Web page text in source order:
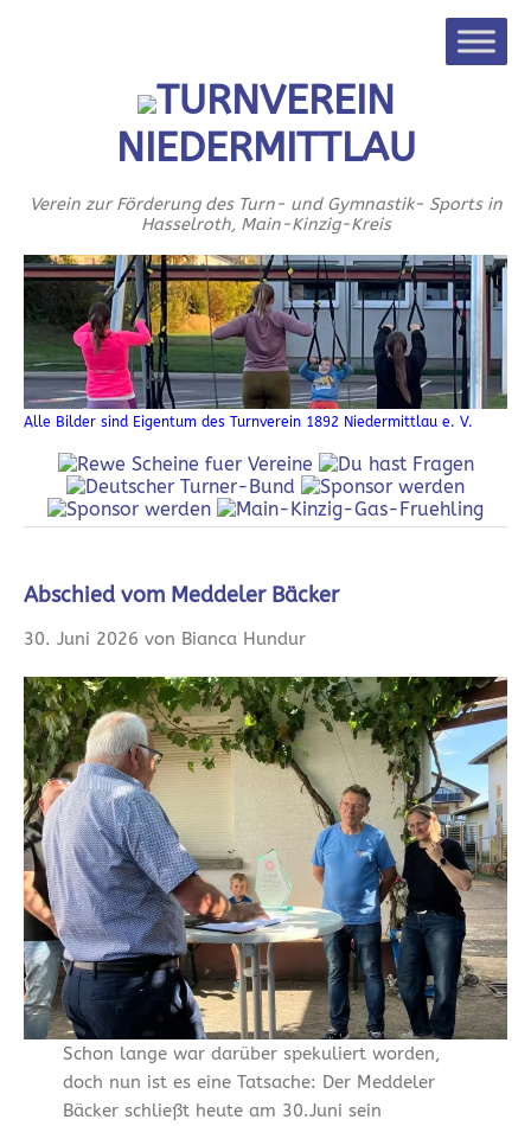
TURNVEREIN
NIEDERMITTLAU
Verein zur Förderung des Turn- und Gymnastik- Sports in
Hasselroth, Main-Kinzig-Kreis
Alle Bilder sind Eigentum des Turnverein 1892 Niedermittlau e. V.
Abschied vom Meddeler Bäcker
30. Juni 2026 von Bianca Hundur
Schon lange war darüber spekuliert worden,
doch nun ist es eine Tatsache: Der Meddeler
Bäcker schließt heute am 30.Juni sein